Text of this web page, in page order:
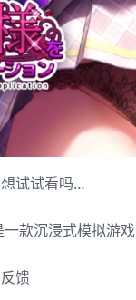
试试看吗…
款沉浸式模拟游
馈